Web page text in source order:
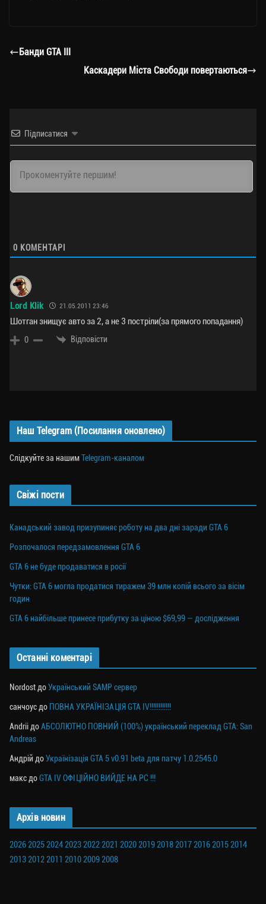
a
er
nk ти
Банди GTA III
Каскадери Міста Свободи повертаються
Підписатися
0 КОМЕНТАРІ
Lord Klik 21.05.2011 23:46
Шотган знищує авто за 2, а не 3 постріли(за прямого попадання)
0 Відповісти
Наш Telegram (Посилання оновлено)
Слідкуйте за нашимTelegram-каналом
Свіжі пости
Канадський завод призупиняє роботу на два дні заради GTA 6
Розпочалося передзамовлення GTA 6
GTA 6 не буде продаватися в росії
Чутки: GTA 6 могла продатися тиражем 39 млн копій всього за вісім
годин
GTA 6 найбільше принесе прибутку за ціною $69,99 — дослідження
Останні коментарі
NordostдоУкраїнський SAMP сервер
санчоусдо ПОВНА УКРАЇНІЗАЦІЯ GTA IV!!!!!!!!!!!!
AndriiдоАБСОЛЮТНО ПОВНИЙ (100%) український переклад GTA: San
Andreas
Андрій доУкраїнізація GTA 5 v0.91 beta для патчу 1.0.2545.0
максдоGTA IV ОФІЦІЙНО ВИЙДЕ НА PC !!!
Архів новин
202620252024202320222021 2020201920182017201620152014
201320122011 201020092008